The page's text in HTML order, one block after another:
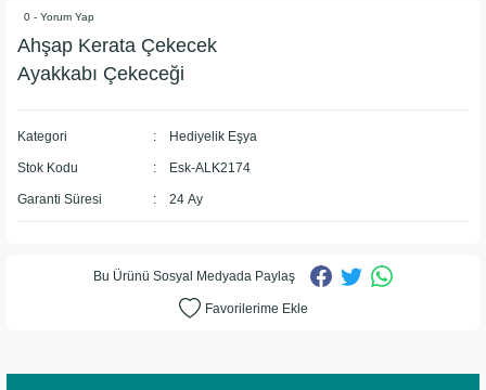
0 - Yorum Yap
Ahşap Kerata Çekecek
Ayakkabı Çekeceği
Kategori Hediyelik Eşya
Stok Kodu Esk-ALK2174
Garanti Süresi 24 Ay
Bu Ürünü Sosyal Medyada Paylaş